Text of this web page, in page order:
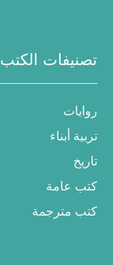
تصنيفات الكتب
روايات
تربية أبناء
تاريخ
كتب عامة
كتب مترجمة